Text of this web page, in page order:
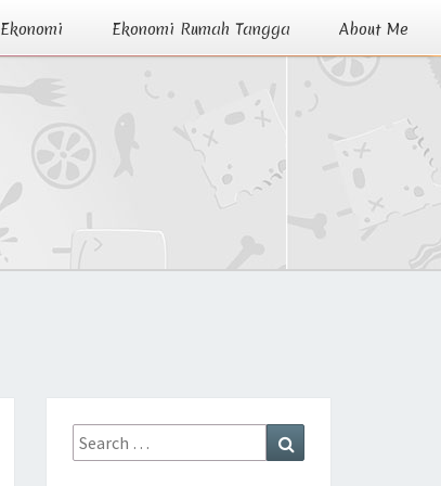
Ekonomi Ekonomi Rumah Tangga About Me
Search
for: